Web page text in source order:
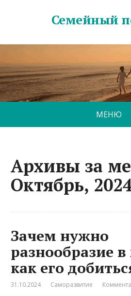
Семейный
МЕНЮ
Архивы за
Октябрь,
Зачем нужно
разнообразие
как его
31.10.2024 Саморазвитие